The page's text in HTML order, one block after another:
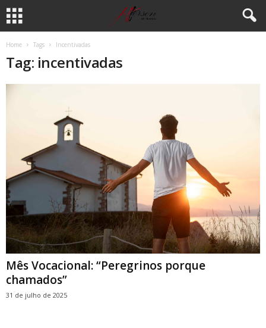
Home Tags Incentivadas
Tag: incentivadas
Mês Vocacional: “Peregrinos porque
chamados”
31 de julho de 2025